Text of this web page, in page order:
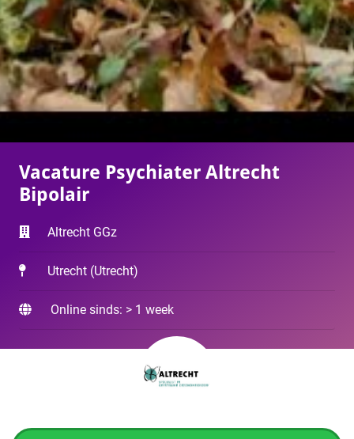
Vacature Psychiater Altrecht
Bipolair
Altrecht GGz
Utrecht (Utrecht)
Online sinds: > 1 week